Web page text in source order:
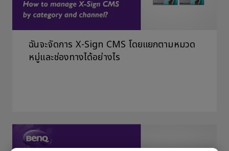
ฉันจะจัดการ X-Sign CMS โดยแยกตามหมวด
หมู่และช่องทางได้อย่างไร